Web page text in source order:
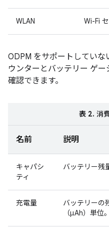
WLAN Wi-Fi
ODPM をサポートしてい
ウンターとバッテリー ゲ
確認できます。
表 2. 消
名前 説明
キャパシ
ティ
バッテリー残
充電量
バッテリーの
（μAh）単位。